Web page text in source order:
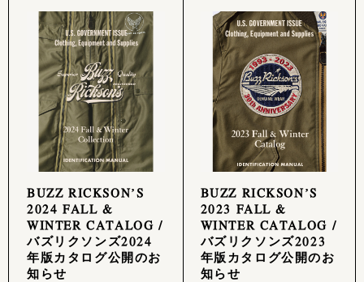
BUZZ RICKSON’S
2024 FALL &
WINTER CATALOG /
バズリクソンズ2024
年版カタログ公開のお
知らせ
BUZZ RICKSON’S
2023 FALL &
WINTER CATALOG /
バズリクソンズ2023
年版カタログ公開のお
知らせ